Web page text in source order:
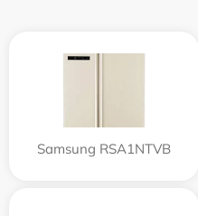
Samsung RSA1NTVB